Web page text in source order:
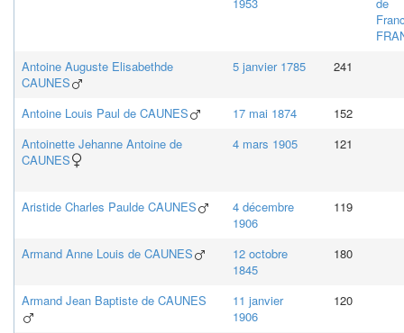
Antoine Auguste Elisabethde
CAUNES
5 janvier 1785 241
Antoine Louis Paul de CAUNES 17 mai 1874
152
Antoinette Jehanne Antoine de
CAUNES
4 mars 1905 121
Aristide Charles Paulde CAUNES
4 décembre
1906
119
Armand Anne Louis de CAUNES
12 octobre
1845
180
Armand Jean Baptiste de CAUNES
11 janvier
1906
120